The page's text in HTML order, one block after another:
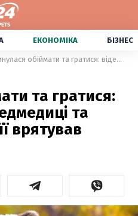
ЕКОНОМІКА БІЗНЕС
Кинулася обіймати та гратися: відео зустрічі ведмедиці та чоловіка, який її врятував
та гратися:
та
врятував